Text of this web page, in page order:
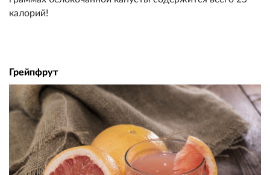
калорий!
Грейпфрут